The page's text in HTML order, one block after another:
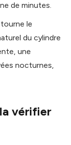
de minutes.
le
du cylindre
une
nocturnes,
vérifier